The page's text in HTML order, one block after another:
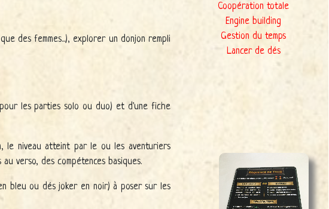
des femmes...), explorer un donjon rempli
les parties solo ou duo) et d'une fiche
le niveau atteint par le ou les aventuriers
verso, des compétences basiques.
bleu ou dés joker en noir) à poser sur les
Coopération totale
Engine building
Gestion du temps
Lancer de dés